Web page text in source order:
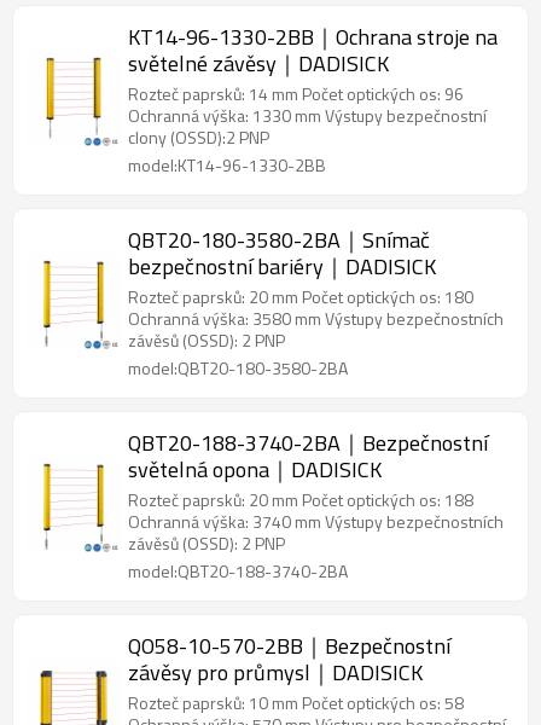
KT14-96-1330-2BB｜Ochrana stroje na
světelné závěsy｜DADISICK
Rozteč paprsků: 14 mm Počet optických os: 96
Ochranná výška: 1330 mm Výstupy bezpečnostní
clony (OSSD):2 PNP
model:KT14-96-1330-2BB
QBT20-180-3580-2BA｜Snímač
bezpečnostní bariéry｜DADISICK
Rozteč paprsků: 20 mm Počet optických os: 180
Ochranná výška: 3580 mm Výstupy bezpečnostních
závěsů (OSSD): 2 PNP
model:QBT20-180-3580-2BA
QBT20-188-3740-2BA｜Bezpečnostní
světelná opona｜DADISICK
Rozteč paprsků: 20 mm Počet optických os: 188
Ochranná výška: 3740 mm Výstupy bezpečnostních
závěsů (OSSD): 2 PNP
model:QBT20-188-3740-2BA
QO58-10-570-2BB｜Bezpečnostní
závěsy pro průmysl｜DADISICK
Rozteč paprsků: 10 mm Počet optických os: 58